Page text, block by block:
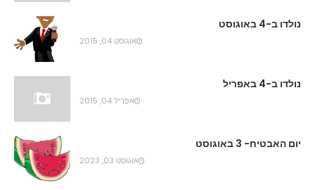
נולדו ב-4 באוגוסט
אוגוסט 04, 2015
נולדו ב-4 באפריל
אפריל 04, 2015
יום האבטיח- 3 באוגוסט
אוגוסט 03, 2023